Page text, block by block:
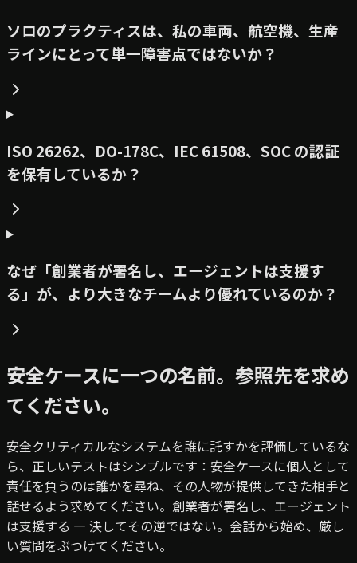
ソロのプラクティスは、私の車両、航空機、生産
ラインにとって単一障害点ではないか？
ISO 26262、DO-178C、IEC 61508、SOC の認証
を保有しているか？
なぜ「創業者が署名し、エージェントは支援す
る」が、より大きなチームより優れているのか？
安全ケースに一つの名前。参照先を求め
てください。
安全クリティカルなシステムを誰に託すかを評価しているな
ら、正しいテストはシンプルです：安全ケースに個人として
責任を負うのは誰かを尋ね、その人物が提供してきた相手と
話せるよう求めてください。創業者が署名し、エージェント
は支援する — 決してその逆ではない。会話から始め、厳し
い質問をぶつけてください。